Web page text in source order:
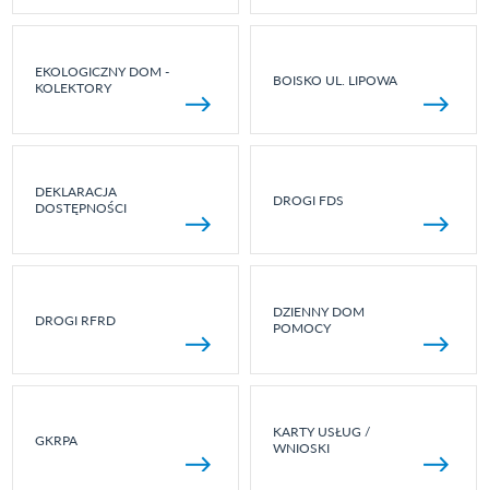
EKOLOGICZNY DOM -
KOLEKTORY
BOISKO UL. LIPOWA
DEKLARACJA
DOSTĘPNOŚCI
DROGI FDS
DROGI RFRD
DZIENNY DOM
POMOCY
GKRPA
KARTY USŁUG /
WNIOSKI